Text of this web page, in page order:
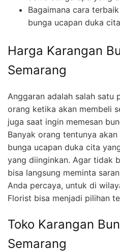
Bagaimana cara
bunga ucapan duka
Harga Karangan
Semarang
Anggaran adalah salah satu
orang ketika akan membeli
juga saat ingin memesan
Banyak orang tentunya
bunga ucapan duka cita
yang diinginkan. Agar tidak
bisa langsung meminta
Anda percaya, untuk di
Florist bisa menjadi pilihan
Toko Karangan
Semarang